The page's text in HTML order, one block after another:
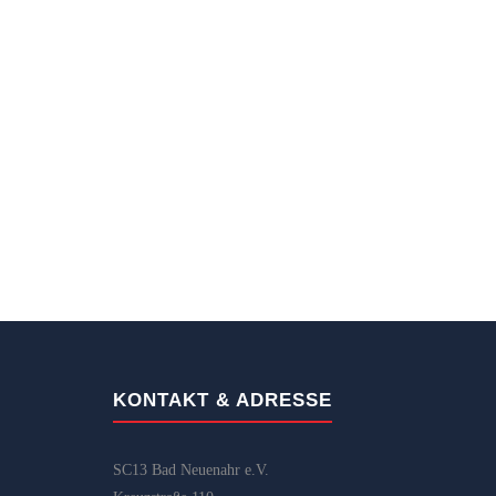
KONTAKT & ADRESSE
SC13 Bad Neuenahr e.V.